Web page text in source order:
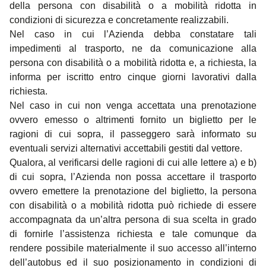
della persona con disabilità o a mobilità ridotta in
condizioni di sicurezza e concretamente realizzabili.
Nel caso in cui l’Azienda debba constatare tali
impedimenti al trasporto, ne da comunicazione alla
persona con disabilità o a mobilità ridotta e, a richiesta, la
informa per iscritto entro cinque giorni lavorativi dalla
richiesta.
Nel caso in cui non venga accettata una prenotazione
ovvero emesso o altrimenti fornito un biglietto per le
ragioni di cui sopra, il passeggero sarà informato su
eventuali servizi alternativi accettabili gestiti dal vettore.
Qualora, al verificarsi delle ragioni di cui alle lettere a) e b)
di cui sopra, l’Azienda non possa accettare il trasporto
ovvero emettere la prenotazione del biglietto, la persona
con disabilità o a mobilità ridotta può richiede di essere
accompagnata da un’altra persona di sua scelta in grado
di fornirle l’assistenza richiesta e tale comunque da
rendere possibile materialmente il suo accesso all’interno
dell’autobus ed il suo posizionamento in condizioni di